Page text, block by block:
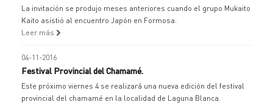
La invitación se produjo meses anteriores cuando el grupo Mukaito
Kaito asistió al encuentro Japón en Formosa.
Leer más
04-11-2016
Festival Provincial del Chamamé.
Este próximo viernes 4 se realizará una nueva edición del festival
provincial del chamamé en la localidad de Laguna Blanca.